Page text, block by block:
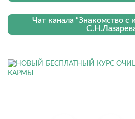
Чат канала “Знакомство с